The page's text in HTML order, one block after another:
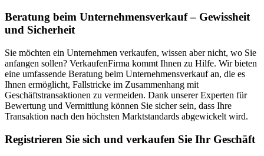
Beratung beim Unternehmensverkauf – Gewissheit
und Sicherheit
Sie möchten ein Unternehmen verkaufen, wissen aber nicht, wo Sie
anfangen sollen? VerkaufenFirma kommt Ihnen zu Hilfe. Wir bieten
eine umfassende Beratung beim Unternehmensverkauf an, die es
Ihnen ermöglicht, Fallstricke im Zusammenhang mit
Geschäftstransaktionen zu vermeiden. Dank unserer Experten für
Bewertung und Vermittlung können Sie sicher sein, dass Ihre
Transaktion nach den höchsten Marktstandards abgewickelt wird.
Registrieren Sie sich und verkaufen Sie Ihr Geschäft